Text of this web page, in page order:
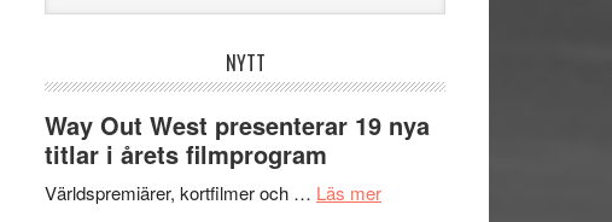
webbplatsen
NYTT
Way Out West presenterar 19 nya
titlar i årets filmprogram
Världspremiärer, kortfilmer och … Läs merom